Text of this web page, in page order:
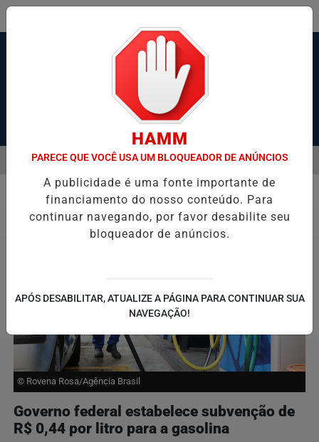
Pesquisar Notícia
GRAVE APÓS SER ESFAQUEADO EM GUARUJÁ HACKER
EM ALTA
MENU
Economia
© Rovena Rosa/Agência Brasil
Governo federal estabelece subvenção de
R$ 0,44 por litro para a gasolina
HAMM
PARECE QUE VOCÊ USA UM BLOQUEADOR DE ANÚNCIOS
A publicidade é uma fonte importante de
financiamento do nosso conteúdo. Para
continuar navegando, por favor desabilite seu
bloqueador de anúncios.
APÓS DESABILITAR, ATUALIZE A PÁGINA PARA CONTINUAR SUA
NAVEGAÇÃO!